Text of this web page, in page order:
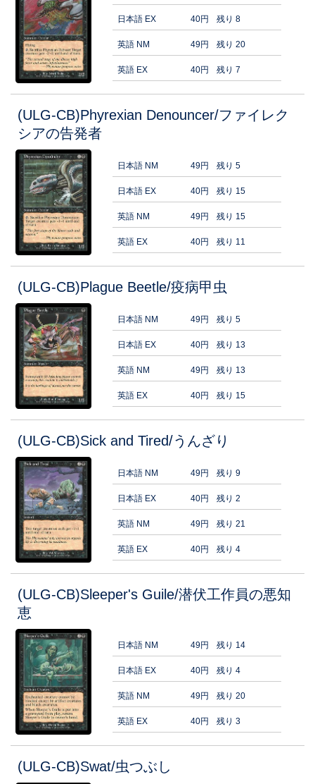
日本語 EX 40円 残り 8
英語 NM 49円 残り 20
英語 EX 40円 残り 7
(ULG-CB)Phyrexian Denouncer/ファイレク
シアの告発者
日本語 NM 49円 残り 5
日本語 EX 40円 残り 15
英語 NM 49円 残り 15
英語 EX 40円 残り 11
(ULG-CB)Plague Beetle/疫病甲虫
日本語 NM 49円 残り 5
日本語 EX 40円 残り 13
英語 NM 49円 残り 13
英語 EX 40円 残り 15
(ULG-CB)Sick and Tired/うんざり
日本語 NM 49円 残り 9
日本語 EX 40円 残り 2
英語 NM 49円 残り 21
英語 EX 40円 残り 4
(ULG-CB)Sleeper's Guile/潜伏工作員の悪知
恵
日本語 NM 49円 残り 14
日本語 EX 40円 残り 4
英語 NM 49円 残り 20
英語 EX 40円 残り 3
(ULG-CB)Swat/虫つぶし